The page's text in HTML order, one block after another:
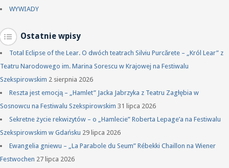
WYWIADY
Ostatnie wpisy
Total Eclipse of the Lear. O dwóch teatrach Silviu Purcărete – „Król Lear” z
Teatru Narodowego im. Marina Sorescu w Krajowej na Festiwalu
Szekspirowskim 2 sierpnia 2026
Reszta jest emocją – „Hamlet” Jacka Jabrzyka z Teatru Zagłębia w
Sosnowcu na Festiwalu Szekspirowskim 31 lipca 2026
Sekretne życie rekwizytów – o „Hamlecie” Roberta Lepage’a na Festiwalu
Szekspirowskim w Gdańsku 29 lipca 2026
Ewangelia gniewu – „La Parabole du Seum” Rébekki Chaillon na Wiener
Festwochen 27 lipca 2026